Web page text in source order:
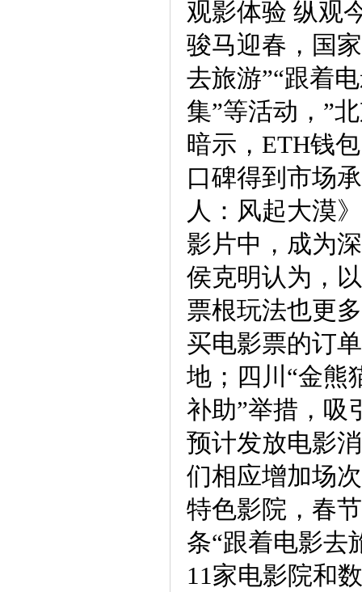
观影体验 纵观
骏马迎春，国
去旅游”“跟着
集”等活动，”
暗示，ETH钱
口碑得到市场
人：风起大漠
影片中，成为
侯克明认为，
票根玩法也更
买电影票的订
地；四川“金熊
补助”举措，吸
预计发放电影
们相应增加场
特色影院，春
条“跟着电影去
11家电影院和